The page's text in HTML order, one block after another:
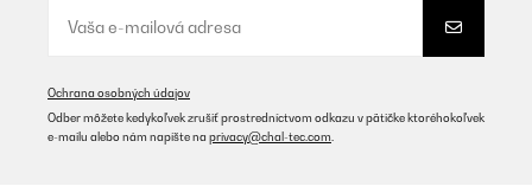
Ochrana osobných údajov
Odber môžete kedykoľvek zrušiť prostredníctvom odkazu v pätičke ktoréhokoľvek
e-mailu alebo nám napíšte na privacy@chal-tec.com